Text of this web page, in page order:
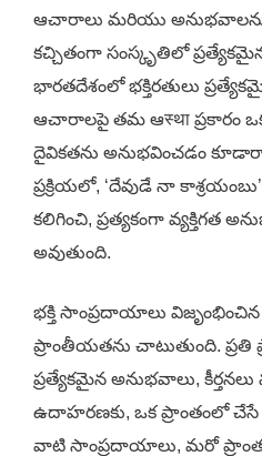
ఆచారాలు మరియు అనుభవాలను
కచ్చితంగా సంస్కృతిలో ప్రత్యేకమైన
భారతదేశంలో భక్తిరతులు
ఆచారాలపై తమ ఆस्था ప్రకారం ఒక
దైవికతను అనుభవించడం
ప్రక్రియలో, ‘దేవుడే నా
కలిగించి, ప్రత్యకంగా వ్యక్తిగత
అవుతుంది.
భక్తి సాంప్రదాయాలు
ప్రాంతీయతను చాటుతుంది. ప్రతి
ప్రత్యేకమైన అనుభవాలు,
ఉదాహరణకు, ఒక ప్రాంతంలో
వాటి సాంప్రదాయాలు, మరో